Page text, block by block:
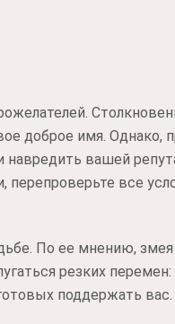
доброе имя. Однако,
вашей
все
По ее мнению, змея
резких перемен:
поддержать